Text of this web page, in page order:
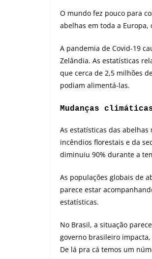
O mundo fez pouco para
abelhas em toda a Europa,
A pandemia de Covid-19
Zelândia. As estatísticas
que cerca de 2,5 milhões
podiam alimentá-las.
Mudanças
As estatísticas das
incêndios florestais e da
diminuiu 90% durante a
As populações globais de
parece estar
estatísticas.
No Brasil, a situação
governo brasileiro
De lá pra cá temos um